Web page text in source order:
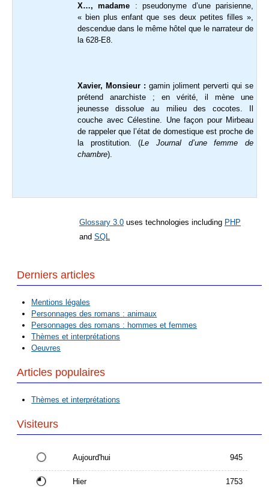
X…, madame : pseudonyme d’une parisienne,
« bien plus enfant que ses deux petites filles »,
descendue dans le même hôtel que le narrateur de
la 628-E8.
Xavier, Monsieur : gamin joliment perverti qui se
prétend anarchiste ; en vérité, il mène une
jeunesse dissolue au milieu des cocotes. Il
couche avec Célestine. Une façon pour Mirbeau
de rappeler que l’état de domestique est proche de
la prostitution. (Le Journal d’une femme de
chambre).
Glossary 3.0 uses technologies including PHP
and SQL
Derniers articles
Mentions légales
Personnages des romans : animaux
Personnages des romans : hommes et femmes
Thèmes et interprétations
Oeuvres
Articles populaires
Thèmes et interprétations
Visiteurs
Aujourd'hui 945
Hier 1753